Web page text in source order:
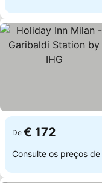
De € 172
Consulte os preços de